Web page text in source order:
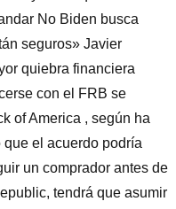
No Biden busca
seguros» Javier
quiebra financiera
con el FRB se
of America , según ha
el acuerdo podría
un comprador antes de
tendrá que asumir